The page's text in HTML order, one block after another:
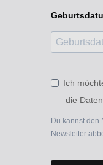
Ich
die
Du kannst den
Newsletter